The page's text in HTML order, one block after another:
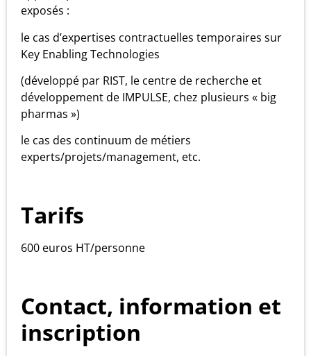
exposés :
le cas d’expertises contractuelles temporaires sur
Key Enabling Technologies
(développé par RIST, le centre de recherche et
développement de IMPULSE, chez plusieurs « big
pharmas »)
le cas des continuum de métiers
experts/projets/management, etc.
Tarifs
600 euros HT/personne
Contact, information et
inscription